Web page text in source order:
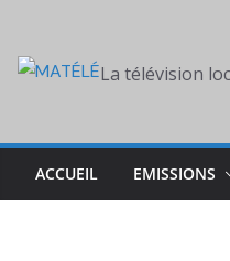
content
La télévision
ACCUEIL EMISSIONS